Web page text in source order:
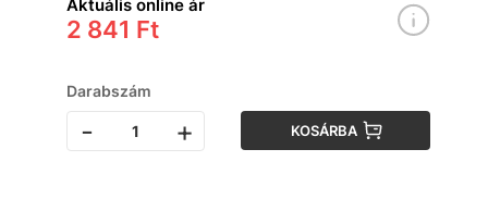
Aktuális online ár
2 841 Ft
Darabszám
- + KOSÁRBA